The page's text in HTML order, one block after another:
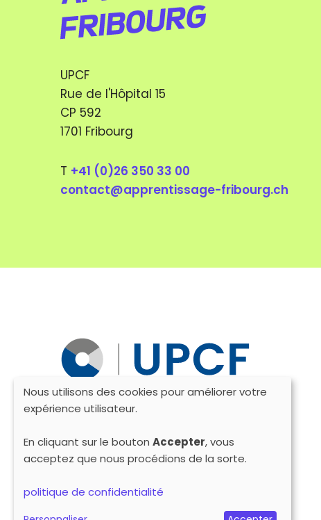
UPCF
Rue de l'Hôpital 15
CP 592
1701 Fribourg
T +41 (0)26 350 33 00
contact@apprentissage-fribourg.ch
Utilisation
des
données
personnelles
Nous utilisons des cookies pour améliorer votre
expérience utilisateur.
En cliquant sur le bouton Accepter, vous
acceptez que nous procédions de la sorte.
politique de confidentialité